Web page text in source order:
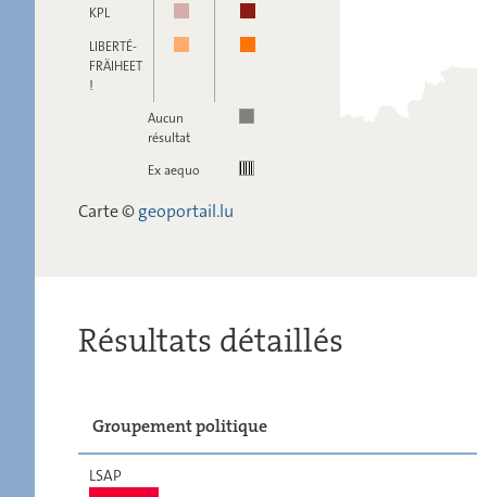
KPL
LIBERTÉ-
FRÄIHEET
!
Aucun
résultat
Ex aequo
Carte ©geoportail.lu
Résultats détaillés
Groupement politique
LSAP